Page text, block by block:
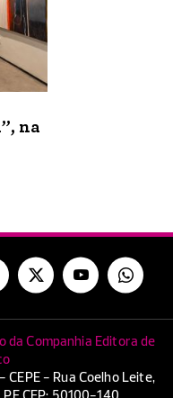
na
da Companhia Editora de
- Rua Coelho Leite,